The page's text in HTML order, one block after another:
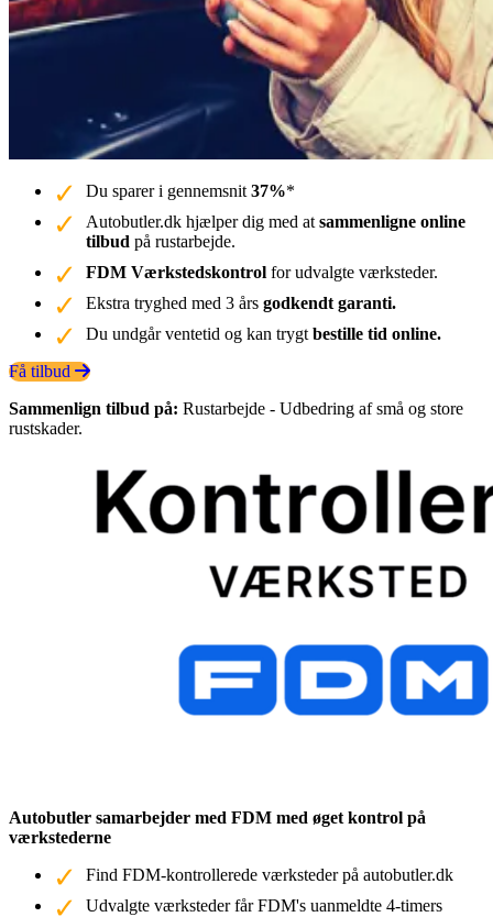
Du sparer i gennemsnit 37%*
Autobutler.dk hjælper dig med at sammenligne online
tilbud på rustarbejde.
FDM Værkstedskontrol for udvalgte værksteder.
Ekstra tryghed med 3 års godkendt garanti.
Du undgår ventetid og kan trygt bestille tid online.
Få tilbud
Sammenlign tilbud på: Rustarbejde - Udbedring af små og store
rustskader.
Autobutler samarbejder med FDM med øget kontrol på
værkstederne
Find FDM-kontrollerede værksteder på autobutler.dk
Udvalgte værksteder får FDM's uanmeldte 4-timers